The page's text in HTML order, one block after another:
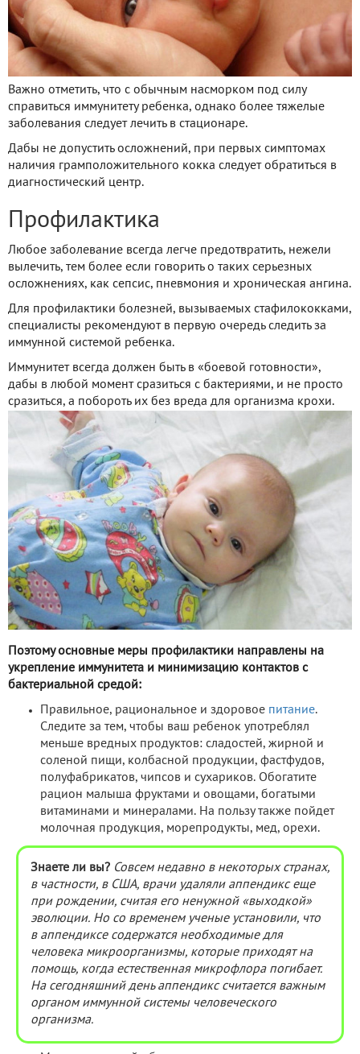
Важно отметить, что с обычным насморком под силу
справиться иммунитету ребенка, однако более тяжелые
заболевания следует лечить в стационаре.
Дабы не допустить осложнений, при первых симптомах
наличия грамположительного кокка следует обратиться в
диагностический центр.
Профилактика
Любое заболевание всегда легче предотвратить, нежели
вылечить, тем более если говорить о таких серьезных
осложнениях, как сепсис, пневмония и хроническая ангина.
Для профилактики болезней, вызываемых стафилококками,
специалисты рекомендуют в первую очередь следить за
иммунной системой ребенка.
Иммунитет всегда должен быть в «боевой готовности»,
дабы в любой момент сразиться с бактериями, и не просто
сразиться, а побороть их без вреда для организма крохи.
Поэтому основные меры профилактики направлены на
укрепление иммунитета и минимизацию контактов с
бактериальной средой:
Правильное, рациональное и здоровое питание.
Следите за тем, чтобы ваш ребенок употреблял
меньше вредных продуктов: сладостей, жирной и
соленой пищи, колбасной продукции, фастфудов,
полуфабрикатов, чипсов и сухариков. Обогатите
рацион малыша фруктами и овощами, богатыми
витаминами и минералами. На пользу также пойдет
молочная продукция, морепродукты, мед, орехи.
Знаете ли вы? Совсем недавно в некоторых странах,
в частности, в США, врачи удаляли аппендикс еще
при рождении, считая его ненужной «выходкой»
эволюции. Но со временем ученые установили, что
в аппендиксе содержатся необходимые для
человека микроорганизмы, которые приходят на
помощь, когда естественная микрофлора погибает.
На сегодняшний день аппендикс считается важным
органом иммунной системы человеческого
организма.